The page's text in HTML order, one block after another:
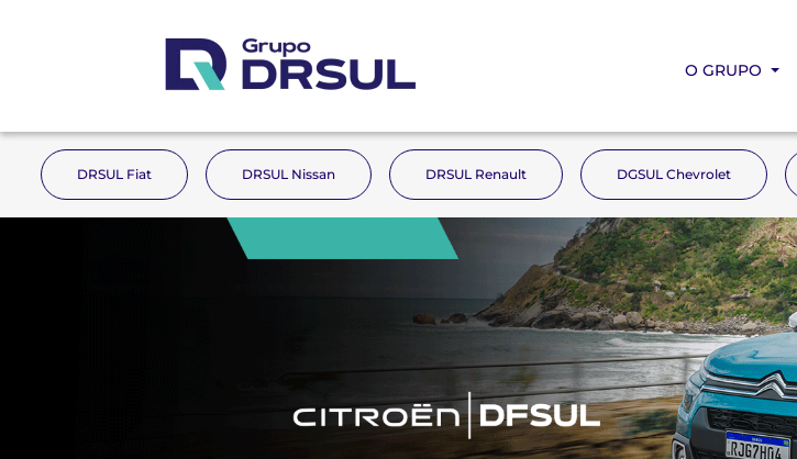
O GRUPO
DRSUL Fiat DRSUL Nissan DRSUL Renault DGSUL Chevrolet